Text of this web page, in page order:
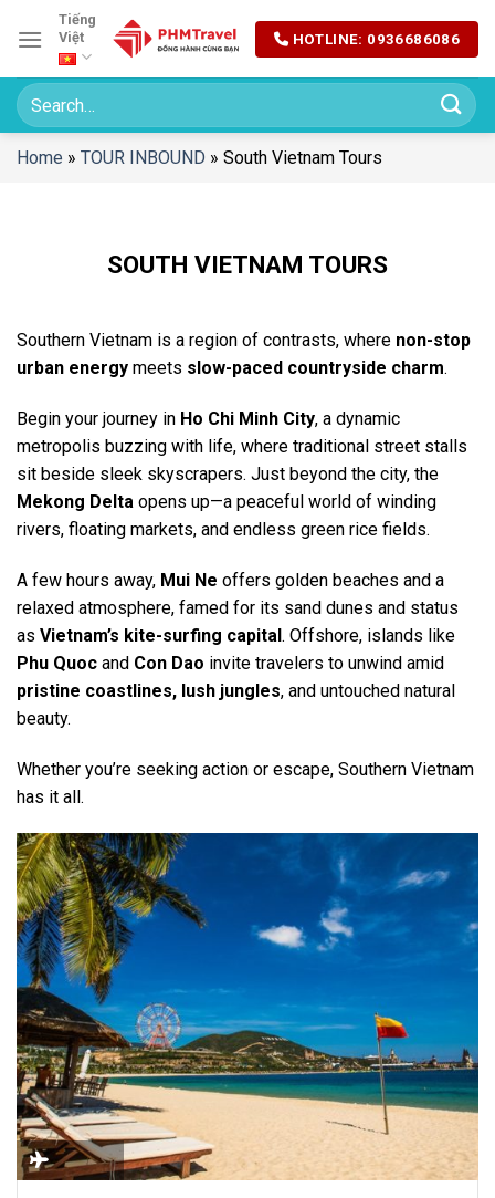
đến
dung
Tiếng
Việt
HOTLINE: 0936686086
Home » TOUR INBOUND » South Vietnam Tours
SOUTH VIETNAM TOURS
Southern Vietnam is a region of contrasts, where non-stop
urban energy meets slow-paced countryside charm.
Begin your journey in Ho Chi Minh City, a dynamic
metropolis buzzing with life, where traditional street stalls
sit beside sleek skyscrapers. Just beyond the city, the
Mekong Delta opens up—a peaceful world of winding
rivers, floating markets, and endless green rice fields.
A few hours away, Mui Ne offers golden beaches and a
relaxed atmosphere, famed for its sand dunes and status
as Vietnam’s kite-surfing capital. Offshore, islands like
Phu Quoc and Con Dao invite travelers to unwind amid
pristine coastlines, lush jungles, and untouched natural
beauty.
Whether you’re seeking action or escape, Southern Vietnam
has it all.